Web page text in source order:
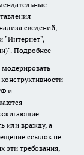
сведений,
"Интернет",
Подробнее
модерировать
и
или вражду, а
ссылок не
эти требования,